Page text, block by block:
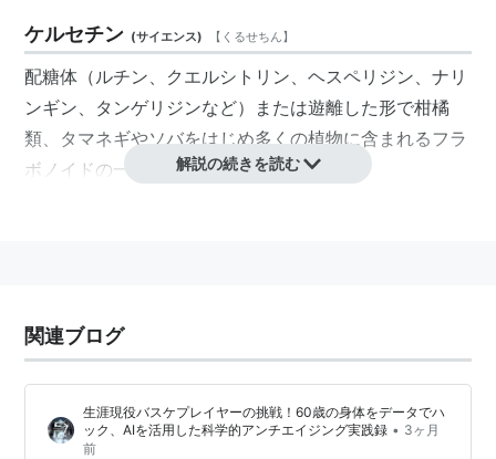
ケルセチン (サイエンス) 【 くるせちん】
配糖体（ルチン、クエルシトリン、ヘスペリジン、ナリ
ンギン、タンゲリジンなど）または遊離した形で柑橘
類、タマネギやソバをはじめ多くの植物に含まれるフラ
ボノイドの一種。
解説の続きを読む
関連ブログ
生涯現役バスケプレイヤーの挑戦！60歳の身体をデータでハ
ック、AIを活用した科学的アンチエイジング実践録 • 3ヶ月
前